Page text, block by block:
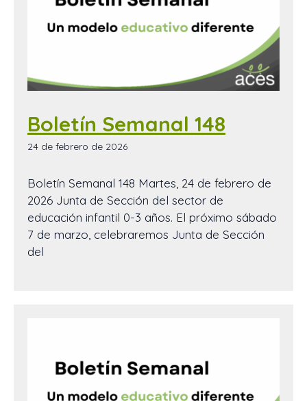
Boletín Semanal 148
24 de febrero de 2026
Boletín Semanal 148 Martes, 24 de febrero de
2026 Junta de Sección del sector de
educación infantil 0-3 años. El próximo sábado
7 de marzo, celebraremos Junta de Sección
del